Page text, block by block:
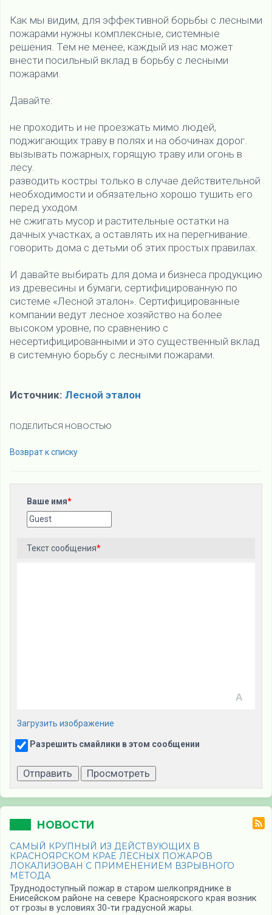
Как мы видим, для эффективной борьбы с лесными
пожарами нужны комплексные, системные
решения. Тем не менее, каждый из нас может
внести посильный вклад в борьбу с лесными
пожарами.
Давайте:
не проходить и не проезжать мимо людей,
поджигающих траву в полях и на обочинах дорог.
вызывать пожарных, горящую траву или огонь в
лесу.
разводить костры только в случае действительной
необходимости и обязательно хорошо тушить его
перед уходом.
не сжигать мусор и растительные остатки на
дачных участках, а оставлять их на перегнивание.
говорить дома с детьми об этих простых правилах.
И давайте выбирать для дома и бизнеса продукцию
из древесины и бумаги, сертифицированную по
системе «Лесной эталон». Сертифицированные
компании ведут лесное хозяйство на более
высоком уровне, по сравнению с
несертифицированными и это существенный вклад
в системную борьбу с лесными пожарами.
Источник: Лесной эталон
ПОДЕЛИТЬСЯ НОВОСТЬЮ
Возврат к списку
Ваше имя*
Текст сообщения*
Загрузить изображение
Разрешить смайлики в этом сообщении
НОВОСТИ
САМЫЙ КРУПНЫЙ ИЗ ДЕЙСТВУЮЩИХ В
КРАСНОЯРСКОМ КРАЕ ЛЕСНЫХ ПОЖАРОВ
ЛОКАЛИЗОВАН С ПРИМЕНЕНИЕМ ВЗРЫВНОГО
МЕТОДА
Труднодоступный пожар в старом шелкопряднике в
Енисейском районе на севере Красноярского края возник
от грозы в условиях 30-ти градусной жары.